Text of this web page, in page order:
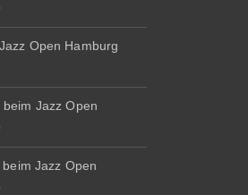
Open Hamburg
Jazz Open
Jazz Open